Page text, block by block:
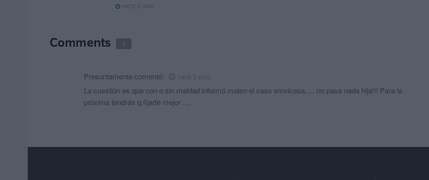
HACE 3 DÍAS
Comments 1
Presuntamente comentó: hace 3 años
La cuestión es que con o sin maldad informó malen el caso emvicesa..... no pasa nada hija!!! Para la
próxima tendrás q fijarte mejor ....